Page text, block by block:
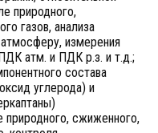
природного,
газов, анализа
измерения
атм. и ПДК р.з. и т.д.;
состава
углерода) и
природного, сжиженного,